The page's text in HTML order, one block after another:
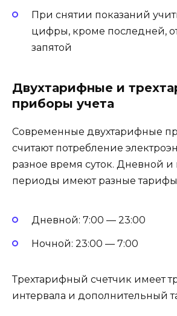
При снятии показаний
цифры, кроме последней,
запятой
Двухтарифные и
приборы учета
Современные двухтарифные
считают потребление
разное время суток. Дневной и
периоды имеют разные
Дневной: 7:00 — 23:00
Ночной: 23:00 — 7:00
Трехтарифный счетчик имеет
интервала и дополнительный